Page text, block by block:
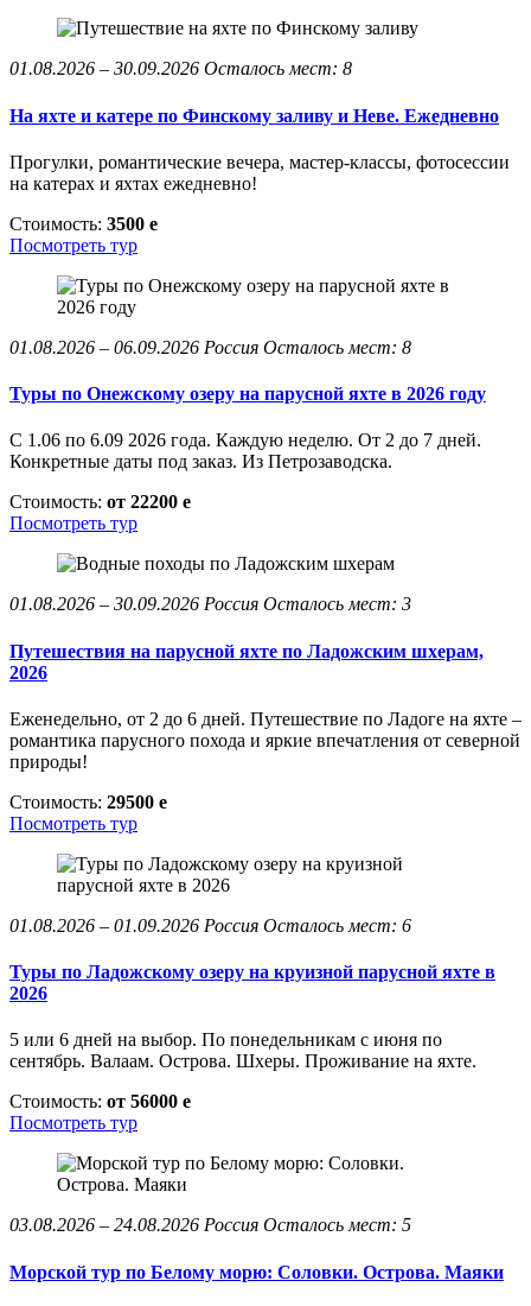
01.08.2026 – 30.09.2026 Осталось мест: 8
На яхте и катере по Финскому заливу и Неве. Ежедневно
Прогулки, романтические вечера, мастер-классы, фотосессии
на катерах и яхтах ежедневно!
Стоимость: 3500 e
Посмотреть тур
01.08.2026 – 06.09.2026 Россия Осталось мест: 8
Туры по Онежскому озеру на парусной яхте в 2026 году
С 1.06 по 6.09 2026 года. Каждую неделю. От 2 до 7 дней.
Конкретные даты под заказ. Из Петрозаводска.
Стоимость: от 22200 e
Посмотреть тур
01.08.2026 – 30.09.2026 Россия Осталось мест: 3
Путешествия на парусной яхте по Ладожским шхерам,
2026
Еженедельно, от 2 до 6 дней. Путешествие по Ладоге на яхте –
романтика парусного похода и яркие впечатления от северной
природы!
Стоимость: 29500 e
Посмотреть тур
01.08.2026 – 01.09.2026 Россия Осталось мест: 6
Туры по Ладожскому озеру на круизной парусной яхте в
2026
5 или 6 дней на выбор. По понедельникам с июня по
сентябрь. Валаам. Острова. Шхеры. Проживание на яхте.
Стоимость: от 56000 e
Посмотреть тур
03.08.2026 – 24.08.2026 Россия Осталось мест: 5
Морской тур по Белому морю: Соловки. Острова. Маяки